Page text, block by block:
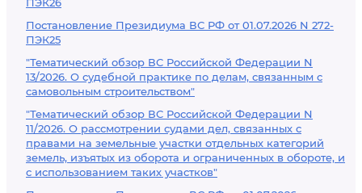
Постановление Президиума ВС РФ от 01.07.2026 N 272-
ПЭК25
"Тематический обзор ВС Российской Федерации N
13/2026. О судебной практике по делам, связанным с
самовольным строительством"
"Тематический обзор ВС Российской Федерации N
11/2026. О рассмотрении судами дел, связанных с
правами на земельные участки отдельных категорий
земель, изъятых из оборота и ограниченных в обороте, и
с использованием таких участков"